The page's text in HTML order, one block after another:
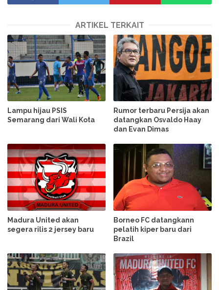
ARTIKEL TERKAIT
Lampu hijau PSIS
Semarang dari Wali Kota
Rumor terbaru Persija akan
datangkan Osvaldo Haay
dan Evan Dimas
Madura United akan
segera rilis 2 jersey baru
Borneo FC datangkann
pelatih kiper baru dari
Brazil